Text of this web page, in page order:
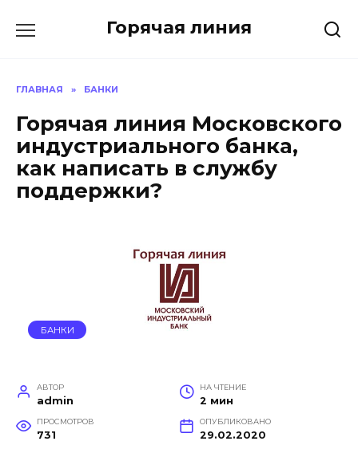
Горячая линия
ГЛАВНАЯ » БАНКИ
Горячая линия Московского
индустриального банка,
как написать в службу
поддержки?
БАНКИ
АВТОР
admin
НА ЧТЕНИЕ
2 мин
ПРОСМОТРОВ
731
ОПУБЛИКОВАНО
29.02.2020